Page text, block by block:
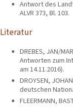
Antwort des
ALVR 373, Bl. 103.
Literatur
DREBES, JAN/
Antworten zum
am 14.11.2016).
DROYSEN,
deutschen
FLEERMANN,